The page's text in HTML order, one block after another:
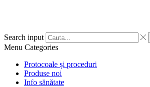
Search input
Menu Categories
Protocoale și proceduri
Produse noi
Info sănătate